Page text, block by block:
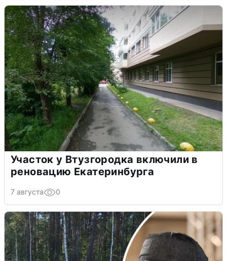
Участок у Втузгородка включили в
реновацию Екатеринбурга
7 августа 0